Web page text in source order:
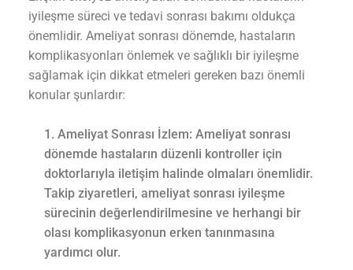
iyileşme süreci ve tedavi sonrası bakımı oldukça
önemlidir. Ameliyat sonrası dönemde, hastaların
komplikasyonları önlemek ve sağlıklı bir iyileşme
sağlamak için dikkat etmeleri gereken bazı önemli
konular şunlardır:
Ameliyat Sonrası İzlem: Ameliyat sonrası
dönemde hastaların düzenli kontroller için
doktorlarıyla iletişim halinde olmaları önemlidir.
Takip ziyaretleri, ameliyat sonrası iyileşme
sürecinin değerlendirilmesine ve herhangi bir
olası komplikasyonun erken tanınmasına
yardımcı olur.